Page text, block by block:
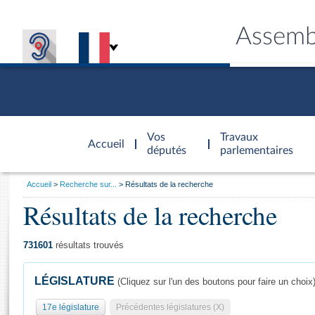
Accueil
d'accueil
Vos
députés
Travaux
parlementaires
Général
Vous
Accueil Recherche sur... Résultats de la recherche
Résultats de la recherche
731601 résultats trouvés
LÉGISLATURE (Cliquez sur l'un des boutons pour faire un choix)
17e législature Précédentes législatures (X)